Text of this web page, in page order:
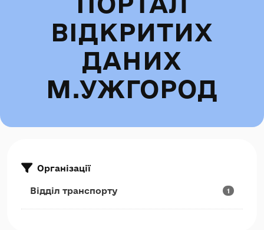
ВІДКРИТИХ
ДАНИХ
М.УЖГОРОД
Організації
Відділ транспорту 1